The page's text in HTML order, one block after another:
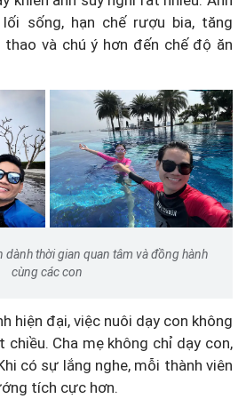
sống, hạn chế rượu bia, tăng
và chú ý hơn đến chế độ ăn
dành thời gian quan tâm và đồng hành
cùng các con
hiện đại, việc nuôi dạy con không
chiều. Cha mẹ không chỉ dạy con,
có sự lắng nghe, mỗi thành viên
tích cực hơn.